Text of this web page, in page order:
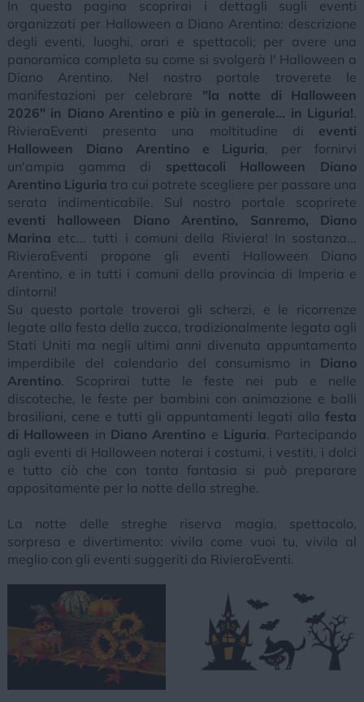
In questa pagina scoprirai i dettagli sugli eventi
organizzati per Halloween a Diano Arentino: descrizione
degli eventi, luoghi, orari e spettacoli; per avere una
panoramica completa su come si svolgerà l' Halloween a
Diano Arentino. Nel nostro portale troverete le
manifestazioni per celebrare "la notte di Halloween
2026" in Diano Arentino e più in generale... in Liguria!.
RivieraEventi presenta una moltitudine di eventi
Halloween Diano Arentino e Liguria, per fornirvi
un'ampia gamma di spettacoli Halloween Diano
Arentino Liguria tra cui potrete scegliere per passare una
serata indimenticabile. Sul nostro portale scoprirete
eventi halloween Diano Arentino, Sanremo, Diano
Marina etc... tutti i comuni della Riviera! In sostanza...
RivieraEventi propone gli eventi Halloween Diano
Arentino, e in tutti i comuni della provincia di Imperia e
dintorni!
Su questo portale troverai gli scherzi, e le ricorrenze
legate alla festa della zucca, tradizionalmente legata agli
Stati Uniti ma negli ultimi anni divenuta appuntamento
imperdibile del calendario del consumismo in Diano
Arentino. Scoprirai tutte le feste nei pub e nelle
discoteche, le feste per bambini con animazione e balli
brasiliani, cene e tutti gli appuntamenti legati allafesta
di Halloween in Diano Arentino e Liguria. Partecipando
agli eventi di Halloween noterai i costumi, i vestiti, i dolci
e tutto ciò che con tanta fantasia si può preparare
appositamente per la notte della streghe.
La notte delle streghe riserva magia, spettacolo,
sorpresa e divertimento: vivila come vuoi tu, vivila al
meglio con gli eventi suggeriti da RivieraEventi.